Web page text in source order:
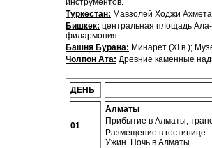
инструментов.
Туркестан: Мавзолей Ходжи
Бишкек: центральная площадь
филармония.
Башня Бурана: Минарет (XI в.);
Чолпон Ата: Древние каменные
ДЕНЬ
01
Алматы
Прибытие в Алматы,
Размещение в гостинице
Ужин. Ночь в Алматы